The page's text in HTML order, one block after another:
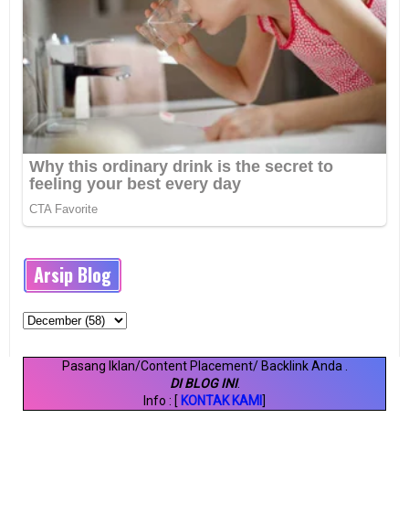
Arsip Blog
Pasang Iklan/Content Placement/ Backlink Anda
DI BLOG INI.
Info : [ KONTAK KAMI ]